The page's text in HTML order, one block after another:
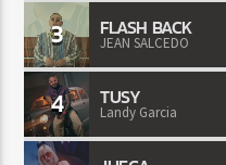
3 FLASH BACK
JEAN SALCEDO
4 TUSY
Landy Garcia